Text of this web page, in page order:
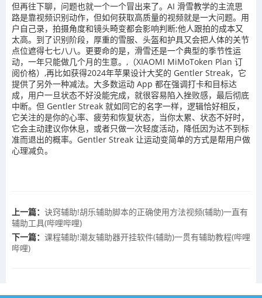
但再往下聊，问题也就一个一个冒出来了。AI 滑雪教学的主流思
路是靠视频识别动作，但如何获取高质量的视频就是一大问题。用
户自己录，拍摄角度和镜头畸变都会影响判断;他人跟拍的成本又
太高。到了识别阶段，厚重的雪服、头盔和护具又会把人体的关节
点位遮得七七八八。更要命的是，滑雪还是一个典型的季节性运
动，一年只能做几个月的生意。,（XIAOMI MiMoToken Plan 订
阅价格）,再比如获得2024年苹果设计大奖的 Gentler Streak，它
提供了另外一种减法。大多数运动 App 都在强调打卡和目标达
成，用户一旦状态不好没能完成，就很容易陷入挫败感，最后彻底
中断。但 Gentler Streak 就如同它的名字一样，逻辑恰好相反，
它关注的是你的心率、疲劳和恢复状态，当你太累、状态不好时，
它会主动建议你休息，或者只做一次轻度活动，降低因为达不到标
准而退出的概率。Gentler Streak 让运动变简单的方式是帮用户做
心理减负。
上一篇： 诀窍辅助!胡乐辅助脚本的正确使用方法视频(辅助)一直有
辅助工具(哔哩哔哩)
下一篇： 课程辅助!潮友辅助器开挂软件(辅助)一贯有辅助教程(哔哩
哔哩)